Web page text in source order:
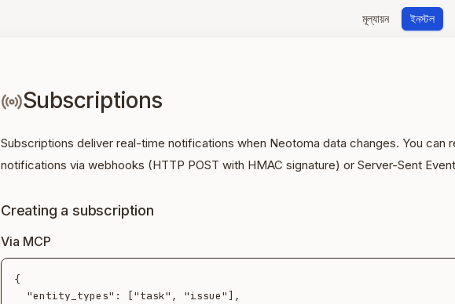
মূল্যায়ন ইনস্টল
Subscriptions
Subscriptions deliver real-time notifications when Neotoma data changes. You can
notifications via webhooks (HTTP POST with HMAC signature) or Server-Sent
Creating a subscription
Via MCP
{